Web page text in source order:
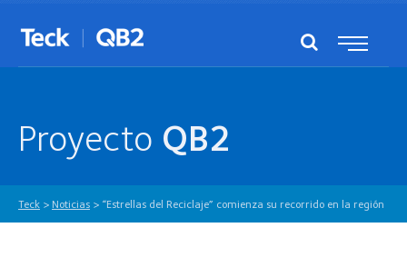
Proyecto QB2
Teck > Noticias > “Estrellas del Reciclaje” comienza su recorrido en la región